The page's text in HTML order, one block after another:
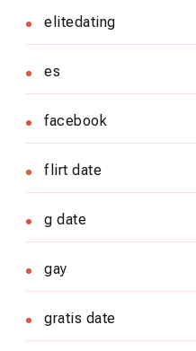
elitedating
es
facebook
flirt date
g date
gay
gratis date